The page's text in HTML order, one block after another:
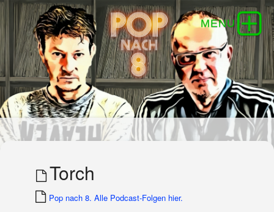
Torch
Pop nach 8. Alle Podcast-Folgen hier.